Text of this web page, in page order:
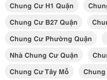
Chung Cư H1 Quận
Chung Cư B27 Quận
Chung Cư Phường Quận
Nhà Chung Cư Quận
Chung Cư Tây Mỗ
Chung